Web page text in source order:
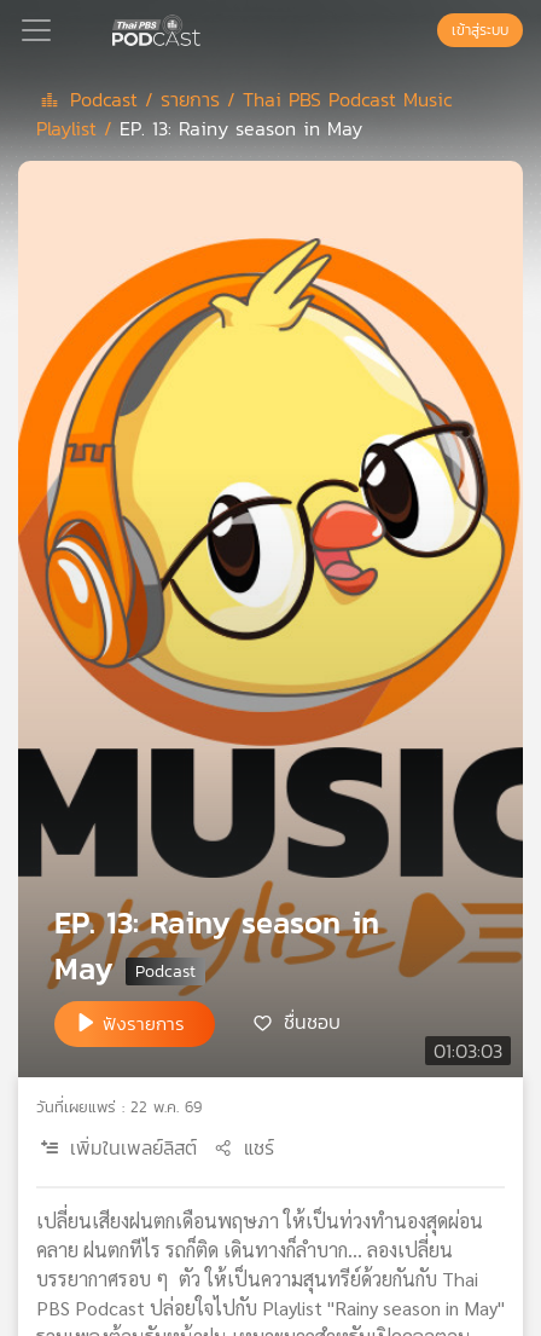
Podcast
เพล
สต์
ของ
คุณ
เพลง
ข่าว
กิจกรรม
เกี่ยว
เครือ
ข่าย
เอส
เข้าสู่ระบบ
Podcast / รายการ /Thai PBS Podcast Music
Playlist / EP. 13: Rainy season in May
01:03:03
EP. 13: Rainy season in
May
ฟังรายการ ชื่นชอบ
วันที่เผยแพร่ : 22 พ.ค. 69
เพิ่มในเพลย์ลิสต์ แชร์
เปลี่ยนเสียงฝนตกเดือนพฤษภา ให้เป็นท่วงทำนองสุดผ่อน
คลาย ฝนตกทีไร รถก็ติด เดินทางก็ลำบาก... ลองเปลี่ยน
บรรยากาศรอบ ๆ ตัว ให้เป็นความสุนทรีย์ด้วยกันกับ Thai
PBS Podcast ปล่อยใจไปกับ Playlist "Rainy season in May"